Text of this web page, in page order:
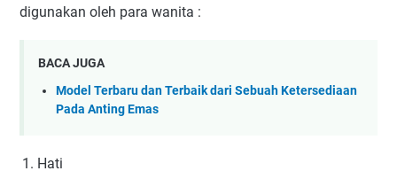
digunakan oleh para wanita :
BACA JUGA
Model Terbaru dan Terbaik dari Sebuah Ketersediaan
Pada Anting Emas
Hati